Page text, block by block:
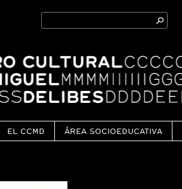
Search
for:
EL CCMD ÁREA SOCIOEDUCATIVA